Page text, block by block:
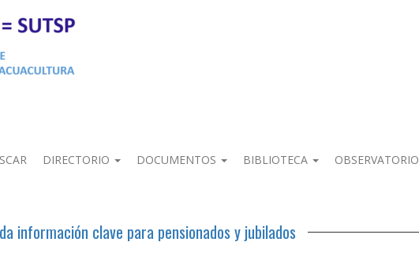
DIRECTORIO DOCUMENTOS BIBLIOTECA OBSERVATORIO
información clave para pensionados y jubilados